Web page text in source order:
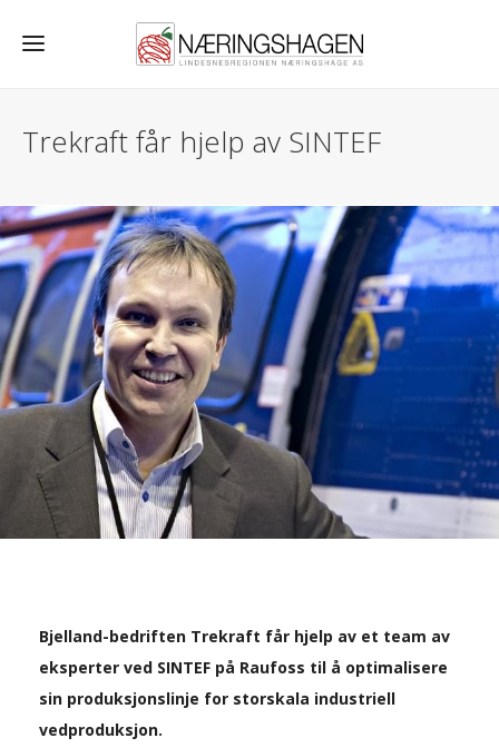
Trekraft får hjelp av SINTEF
Bjelland-bedriften Trekraft får hjelp av et team av
eksperter ved SINTEF på Raufoss til å optimalisere
sin produksjonslinje for storskala industriell
vedproduksjon.